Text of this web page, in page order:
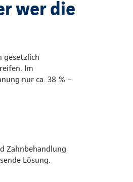
wer die
gesetzlich
Im
nur ca. 38 % –
Zahnbehandlung
Lösung.